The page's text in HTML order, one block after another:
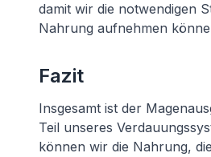
damit wir die notwendigen
Nahrung aufnehmen
Fazit
Insgesamt ist der
Teil unseres
können wir die Nahrung,